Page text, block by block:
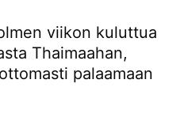
viikon kuluttua
Thaimaahan,
palaamaan